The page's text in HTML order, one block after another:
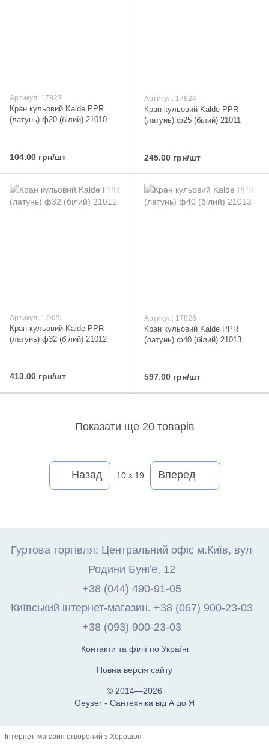
Артикул: 17823
Кран кульовий Kalde PPR
(латунь) ф20 (білий) 21010
104.00 грн/шт
Артикул: 17824
Кран кульовий Kalde PPR
(латунь) ф25 (білий) 21011
245.00 грн/шт
Артикул: 17825
Кран кульовий Kalde PPR
(латунь) ф32 (білий) 21012
413.00 грн/шт
Артикул: 17826
Кран кульовий Kalde PPR
(латунь) ф40 (білий) 21013
597.00 грн/шт
Показати ще 20 товарів
Назад 10з 19 Вперед
Гуртова торгівля: Центральний офіс м.Київ, вул
Родини Бунґе, 12
+38 (044) 490-91-05
Київський інтернет-магазин. +38 (067) 900-23-03
+38 (093) 900-23-03
Контакти та філії по Україні
Повна версія сайту
© 2014—2026
Geyser - Сантехніка від А до Я
Інтернет-магазин створений з Хорошоп